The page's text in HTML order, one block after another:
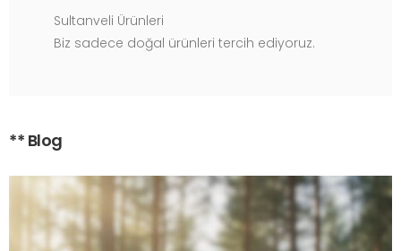
Sultanveli Ürünleri
Biz sadece doğal ürünleri tercih ediyoruz.
** Blog